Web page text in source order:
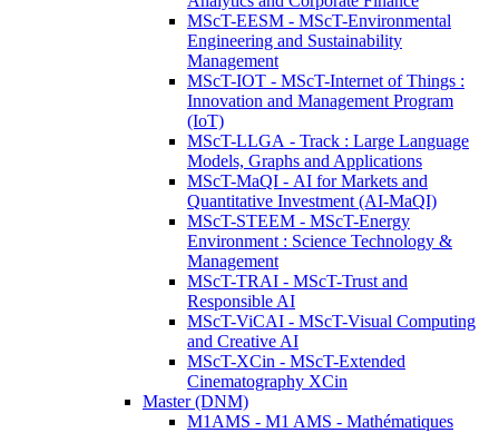
MScT-EESM - MScT-Environmental
Engineering and Sustainability
Management
MScT-IOT - MScT-Internet of Things :
Innovation and Management Program
(IoT)
MScT-LLGA - Track : Large Language
Models, Graphs and Applications
MScT-MaQI - AI for Markets and
Quantitative Investment (AI-MaQI)
MScT-STEEM - MScT-Energy
Environment : Science Technology &
Management
MScT-TRAI - MScT-Trust and
Responsible AI
MScT-ViCAI - MScT-Visual Computing
and Creative AI
MScT-XCin - MScT-Extended
Cinematography XCin
Master (DNM)
M1AMS - M1 AMS - Mathématiques